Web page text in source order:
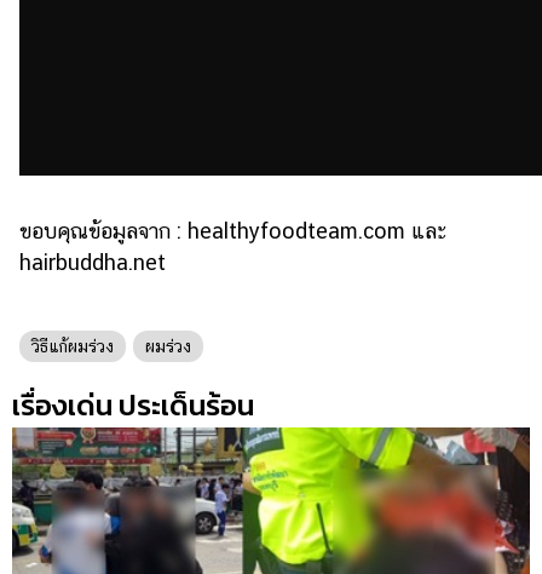
ขอบคุณข้อมูลจาก : healthyfoodteam.com และ
hairbuddha.net
วิธีแก้ผมร่วง ผมร่วง
เรื่องเด่น ประเด็นร้อน